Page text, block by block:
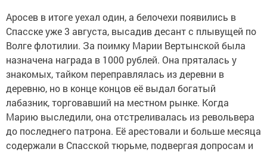
Аросев в итоге уехал один, а белочехи появились в
Спасске уже 3 августа, высадив десант с плывущей по
Волге флотилии. За поимку Марии Вертынской была
назначена награда в 1000 рублей. Она пряталась у
знакомых, тайком переправлялась из деревни в
деревню, но в конце концов её выдал богатый
лабазник, торговавший на местном рынке. Когда
Марию выследили, она отстреливалась из револьвера
до последнего патрона. Её арестовали и больше месяца
содержали в Спасской тюрьме, подвергая допросам и